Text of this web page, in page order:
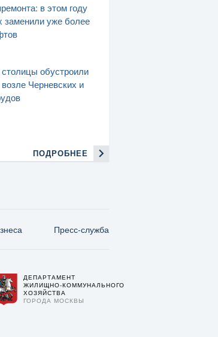
в этом году
уже более
обустроили
Черневских и
ПОДРОБНЕЕ
Пресс-служба
ДЕПАРТАМЕНТ
ЖИЛИЩНО-КОММУНАЛЬНОГО
ХОЗЯЙСТВА
ГОРОДА МОСКВЫ